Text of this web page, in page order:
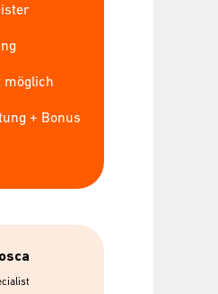
möglich
+ Bonus